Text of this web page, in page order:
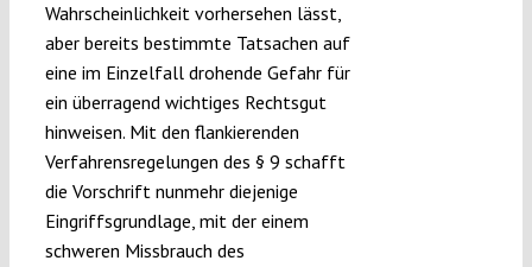
Wahrscheinlichkeit vorhersehen lässt,
aber bereits bestimmte Tatsachen auf
eine im Einzelfall drohende Gefahr für
ein überragend wichtiges Rechtsgut
hinweisen. Mit den flankierenden
Verfahrensregelungen des § 9 schafft
die Vorschrift nunmehr diejenige
Eingriffsgrundlage, mit der einem
schweren Missbrauch des